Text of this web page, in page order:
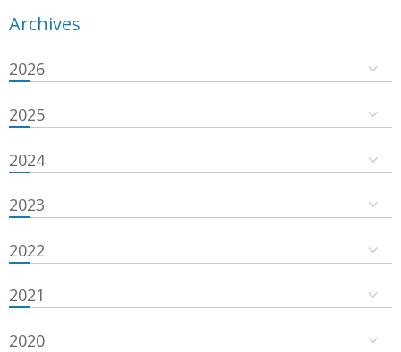
Archives
2026
2025
2024
2023
2022
2021
2020